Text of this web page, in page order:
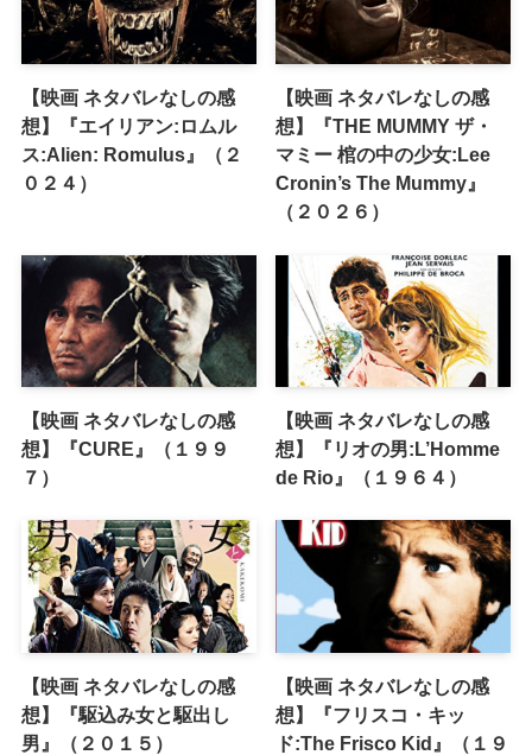
【映画 ネタバレなしの感
想】『エイリアン:ロムル
ス:Alien: Romulus』（２
０２４）
【映画 ネタバレなしの感
想】『THE MUMMY ザ・
マミー 棺の中の少女:Lee
Cronin’s The Mummy』
（２０２６）
【映画 ネタバレなしの感
想】『CURE』（１９９
７）
【映画 ネタバレなしの感
想】『リオの男:L’Homme
de Rio』（１９６４）
【映画 ネタバレなしの感
想】『駆込み女と駆出し
男』（２０１５）
【映画 ネタバレなしの感
想】『フリスコ・キッ
ド:The Frisco Kid』（１９